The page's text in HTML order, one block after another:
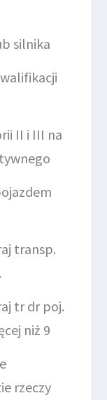
silnika
II i III na
transp.
tr dr poj.
niż 9
rzeczy